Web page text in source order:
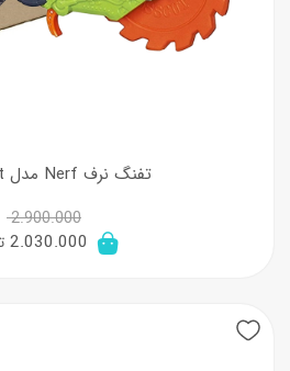
تفنگ نرف Nerf مدل Crosscut
2.900.000
قیمت2.030.000